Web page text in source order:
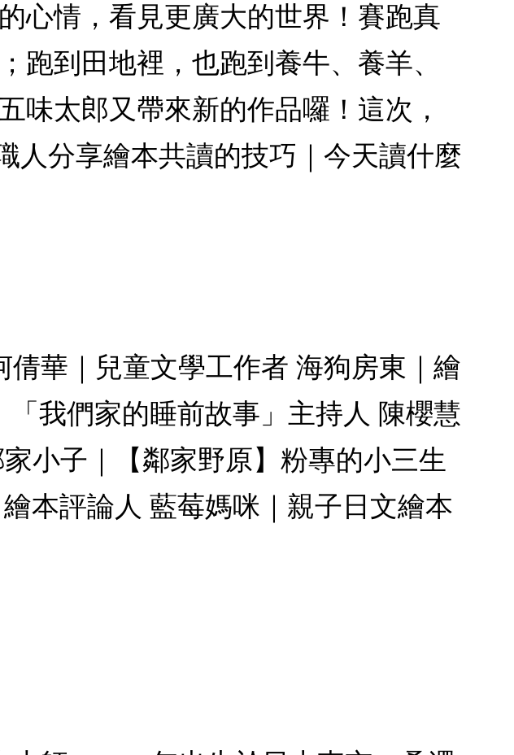
心情，看見更廣大的世界！賽跑真
跑到田地裡，也跑到養牛、養羊、
太郎又帶來新的作品囉！這次，
人分享繪本共讀的技巧｜今天讀什麼
華｜兒童文學工作者 海狗房東｜繪
我們家的睡前故事」主持人 陳櫻慧
小子｜【鄰家野原】粉專的小三生
本評論人 藍莓媽咪｜親子日文繪本